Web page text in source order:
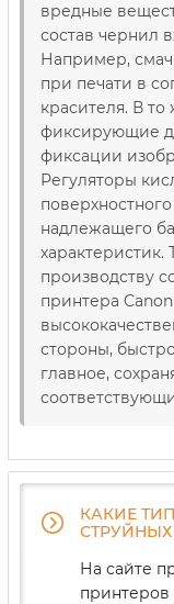
вредные
состав чернил
Например,
при печати в
красителя. В
фиксирующие
фиксации
Регуляторы
надлежащего
характеристик.
производству
принтера
стороны,
главное,
КАКИЕ
На сайте
принтеров